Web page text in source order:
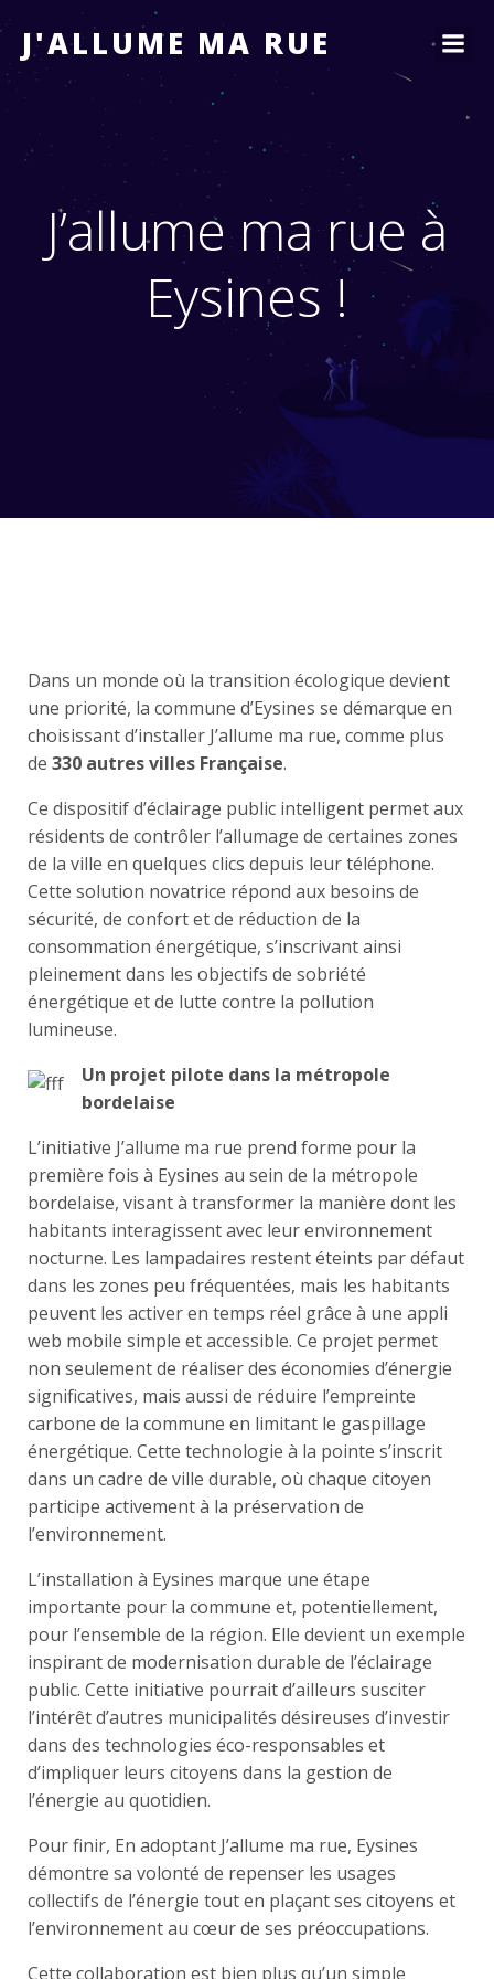
J'ALLUME MA RUE
J’allume ma rue à
Eysines !
Dans un monde où la transition écologique devient
une priorité, la commune d’Eysines se démarque en
choisissant d’installer J’allume ma rue, comme plus
de 330 autres villes Française.
Ce dispositif d’éclairage public intelligent permet aux
résidents de contrôler l’allumage de certaines zones
de la ville en quelques clics depuis leur téléphone.
Cette solution novatrice répond aux besoins de
sécurité, de confort et de réduction de la
consommation énergétique, s’inscrivant ainsi
pleinement dans les objectifs de sobriété
énergétique et de lutte contre la pollution
lumineuse.
Un projet pilote dans la métropole
bordelaise
L’initiative J’allume ma rue prend forme pour la
première fois à Eysines au sein de la métropole
bordelaise, visant à transformer la manière dont les
habitants interagissent avec leur environnement
nocturne. Les lampadaires restent éteints par défaut
dans les zones peu fréquentées, mais les habitants
peuvent les activer en temps réel grâce à une appli
web mobile simple et accessible. Ce projet permet
non seulement de réaliser des économies d’énergie
significatives, mais aussi de réduire l’empreinte
carbone de la commune en limitant le gaspillage
énergétique. Cette technologie à la pointe s’inscrit
dans un cadre de ville durable, où chaque citoyen
participe activement à la préservation de
l’environnement.
L’installation à Eysines marque une étape
importante pour la commune et, potentiellement,
pour l’ensemble de la région. Elle devient un exemple
inspirant de modernisation durable de l’éclairage
public. Cette initiative pourrait d’ailleurs susciter
l’intérêt d’autres municipalités désireuses d’investir
dans des technologies éco-responsables et
d’impliquer leurs citoyens dans la gestion de
l’énergie au quotidien.
Pour finir, En adoptant J’allume ma rue, Eysines
démontre sa volonté de repenser les usages
collectifs de l’énergie tout en plaçant ses citoyens et
l’environnement au cœur de ses préoccupations.
Cette collaboration est bien plus qu’un simple